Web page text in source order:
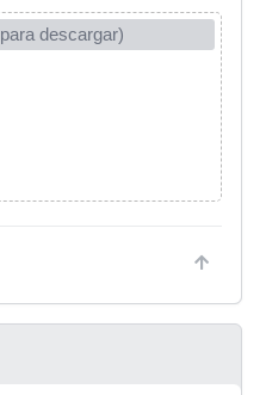
para descargar)